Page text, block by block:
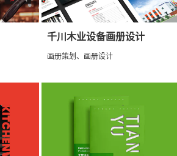
千川木业设备画册设计
画册策划、画册设计